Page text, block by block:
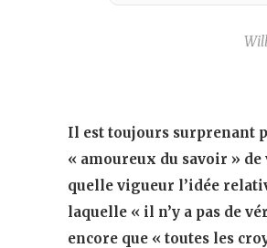
Il est toujours surprenant
« amoureux du savoir » de
quelle vigueur l’idée
laquelle « il n’y a pas de
encore que « toutes les